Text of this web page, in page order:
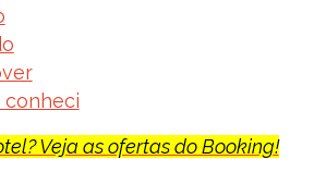
conheci
Veja as ofertas do Booking!